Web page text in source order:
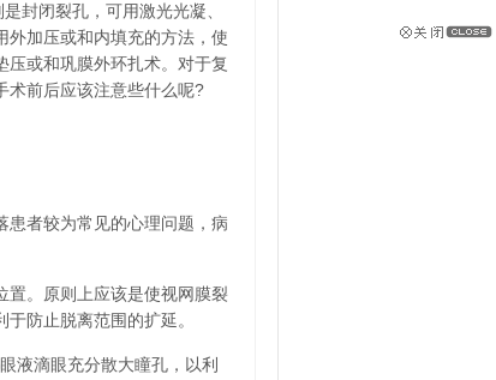
封闭裂孔，可用激光光凝、
外加压或和内填充的方法，使
压或和巩膜外环扎术。对于复
术前后应该注意些什么呢?
者较为常见的心理问题，病
。原则上应该是使视网膜裂
防止脱离范围的扩延。
滴眼充分散大瞳孔，以利